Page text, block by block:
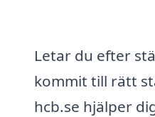
Letar du efter
kommit till rätt
hcb.se hjälper